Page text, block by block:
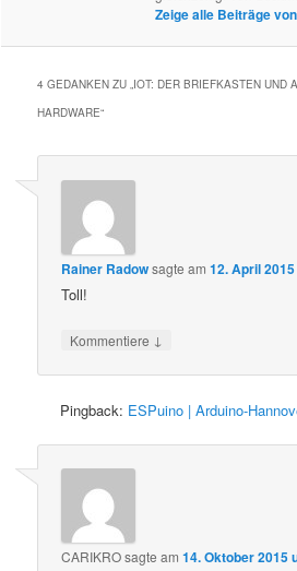
Zeige alle Beiträge
4 GEDANKEN ZU „IOT: DER BRIEFKASTEN UND
HARDWARE“
Rainer Radowsagte am12. April
Toll!
Kommentiere ↓
Pingback: ESPuino | Arduino-
CARIKROsagte am14. Oktober 2015